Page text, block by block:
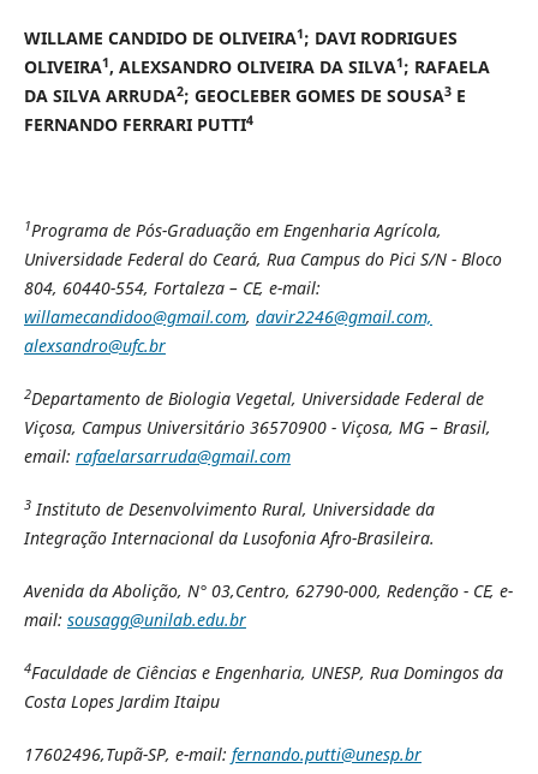
WILLAME CANDIDO DE OLIVEIRA1; DAVI RODRIGUES
OLIVEIRA1, ALEXSANDRO OLIVEIRA DA SILVA1; RAFAELA
DA SILVA ARRUDA2; GEOCLEBER GOMES DE SOUSA3E
FERNANDO FERRARI PUTTI4
1Programa de Pós-Graduação em Engenharia Agrícola,
Universidade Federal do Ceará, Rua Campus do Pici S/N - Bloco
804, 60440-554, Fortaleza – CE, e-mail:
willamecandidoo@gmail.com, davir2246@gmail.com,
alexsandro@ufc.br
2Departamento de Biologia Vegetal, Universidade Federal de
Viçosa, Campus Universitário 36570900 - Viçosa, MG – Brasil,
email: rafaelarsarruda@gmail.com
3Instituto de Desenvolvimento Rural, Universidade da
Integração Internacional da Lusofonia Afro-Brasileira.
Avenida da Abolição, N° 03,Centro, 62790-000, Redenção - CE, e-
mail: sousagg@unilab.edu.br
4Faculdade de Ciências e Engenharia, UNESP, Rua Domingos da
Costa Lopes Jardim Itaipu
17602496,Tupã-SP, e-mail: fernando.putti@unesp.br